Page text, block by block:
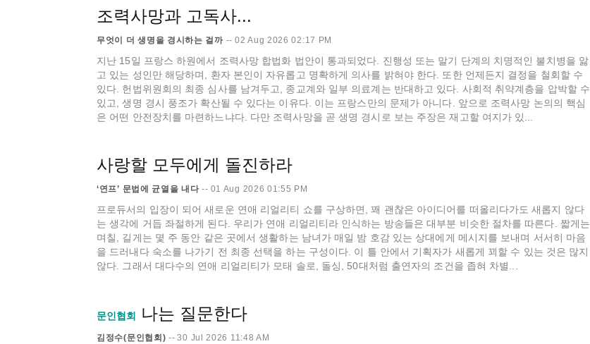
조력사망과 고독사...
무엇이 더 생명을 경시하는 걸까-- 02 Aug 2026 02:17 PM
지난 15일 프랑스 하원에서 조력사망 합법화 법안이 통과되었다. 진행성 또는 말기 단계의 치명적인 불치병을 앓
고 있는 성인만 해당하며, 환자 본인이 자유롭고 명확하게 의사를 밝혀야 한다. 또한 언제든지 결정을 철회할 수
있다. 헌법위원회의 최종 심사를 남겨두고, 종교계와 일부 의료계는 반대하고 있다. 사회적 취약계층을 압박할 수
있고, 생명 경시 풍조가 확산될 수 있다는 이유다. 이는 프랑스만의 문제가 아니다. 앞으로 조력사망 논의의 핵심
은 어떤 안전장치를 마련하느냐다. 다만 조력사망을 곧 생명 경시로 보는 주장은 재고할 여지가 있...
사랑할 모두에게 돌진하라
‘연프’ 문법에 균열을 내다-- 01 Aug 2026 01:55 PM
프로듀서의 입장이 되어 새로운 연애 리얼리티 쇼를 구상하면, 꽤 괜찮은 아이디어를 떠올리다가도 새롭지 않다
는 생각에 거듭 좌절하게 된다. 우리가 연애 리얼리티라 인식하는 방송들은 대부분 비슷한 절차를 따른다. 짧게는
며칠, 길게는 몇 주 동안 같은 곳에서 생활하는 남녀가 매일 밤 호감 있는 상대에게 메시지를 보내며 서서히 마음
을 드러내다 숙소를 나가기 전 최종 선택을 하는 구성이다. 이 틀 안에서 기획자가 새롭게 꾀할 수 있는 것은 많지
않다. 그래서 대다수의 연애 리얼리티가 모태 솔로, 돌싱, 50대처럼 출연자의 조건을 좁혀 차별...
문인협회 나는 질문한다
김정수(문인협회) -- 30 Jul 2026 11:48 AM